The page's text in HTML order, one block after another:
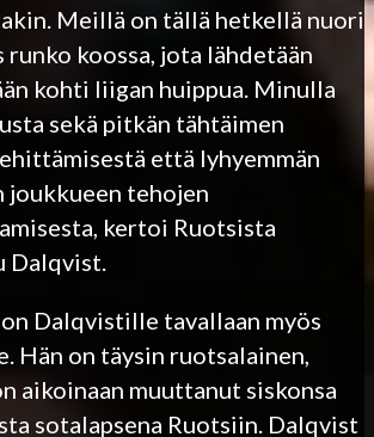
Meillä on tällä hetkellä nuori
runko koossa, jota lähdetään
kohti liigan huippua. Minulla
sekä pitkän tähtäimen
että lyhyemmän
joukkueen tehojen
kertoi Ruotsista
Dalqvist.
Dalqvistille tavallaan myös
Hän on täysin ruotsalainen,
aikoinaan muuttanut siskonsa
sotalapsena Ruotsiin. Dalqvist